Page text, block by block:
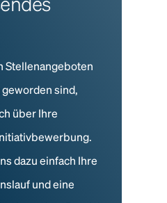
Stellenangeboten
sind,
über Ihre
dazu einfach Ihre
und eine